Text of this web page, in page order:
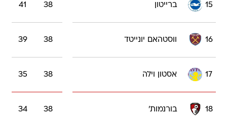
15 ברייטון 38
41
16 ווסטהאם יונייטד 38
39
17 אסטון וילה 38
35
18 בורנמות' 38
34